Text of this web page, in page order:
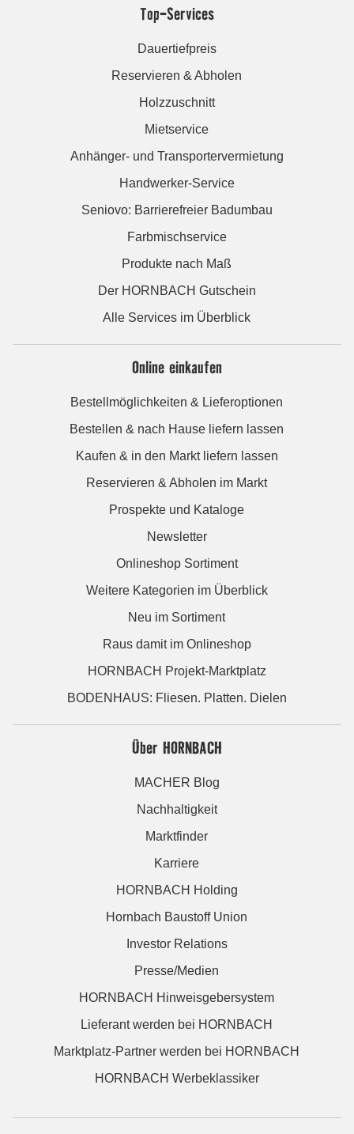
Top-Services
Dauertiefpreis
Reservieren & Abholen
Holzzuschnitt
Mietservice
Anhänger- und Transportervermietung
Handwerker-Service
Seniovo: Barrierefreier Badumbau
Farbmischservice
Produkte nach Maß
Der HORNBACH Gutschein
Alle Services im Überblick
Online einkaufen
Bestellmöglichkeiten & Lieferoptionen
Bestellen & nach Hause liefern lassen
Kaufen & in den Markt liefern lassen
Reservieren & Abholen im Markt
Prospekte und Kataloge
Newsletter
Onlineshop Sortiment
Weitere Kategorien im Überblick
Neu im Sortiment
Raus damit im Onlineshop
HORNBACH Projekt-Marktplatz
BODENHAUS: Fliesen. Platten. Dielen
Über HORNBACH
MACHER Blog
Nachhaltigkeit
Marktfinder
Karriere
HORNBACH Holding
Hornbach Baustoff Union
Investor Relations
Presse/Medien
HORNBACH Hinweisgebersystem
Lieferant werden bei HORNBACH
Marktplatz-Partner werden bei HORNBACH
HORNBACH Werbeklassiker